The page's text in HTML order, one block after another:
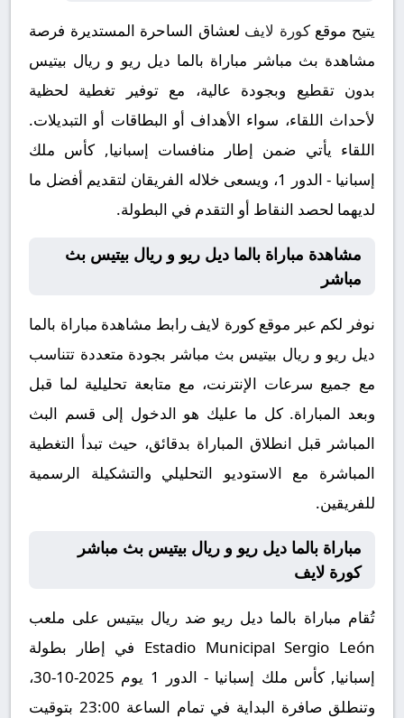
يتيح موقعكورة لايف لعشاق الساحرة المستديرة فرصة
مشاهدة بث مباشر مباراة بالما ديل ريو و ريال بيتيس
بدون تقطيع وبجودة عالية، مع توفير تغطية لحظية
لأحداث اللقاء، سواء الأهداف أو البطاقات أو التبديلات.
اللقاء يأتي ضمن إطار منافسات إسبانيا, كأس ملك
إسبانيا - الدور 1، ويسعى خلاله الفريقان لتقديم أفضل ما
لديهما لحصد النقاط أو التقدم في البطولة.
مشاهدة مباراة بالما ديل ريو و ريال بيتيس بث
مباشر
نوفر لكم عبر موقع كورة لايف رابط مشاهدة مباراة بالما
ديل ريو و ريال بيتيس بث مباشر بجودة متعددة تتناسب
مع جميع سرعات الإنترنت، مع متابعة تحليلية لما قبل
وبعد المباراة. كل ما عليك هو الدخول إلى قسم البث
المباشر قبل انطلاق المباراة بدقائق، حيث تبدأ التغطية
المباشرة مع الاستوديو التحليلي والتشكيلة الرسمية
للفريقين.
مباراة بالما ديل ريو و ريال بيتيس بث مباشر
كورة لايف
تُقام مباراة بالما ديل ريو ضد ريال بيتيس على ملعب
Estadio Municipal Sergio León في إطار بطولة
إسبانيا, كأس ملك إسبانيا - الدور 1 يوم 2025-10-30،
وتنطلق صافرة البداية في تمام الساعة 23:00 بتوقيت